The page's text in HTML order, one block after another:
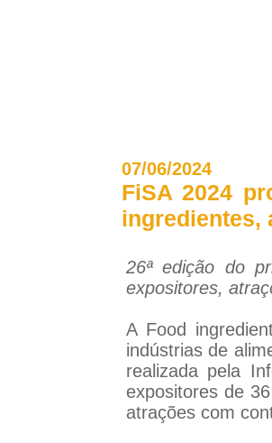
07/06/2024
FiSA 2024
ingredientes,
26ª edição do
expositores,
A Food
indústrias de
realizada pela
expositores de
atrações com